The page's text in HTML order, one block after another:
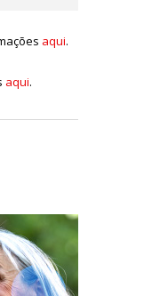
aqui.
aqui.